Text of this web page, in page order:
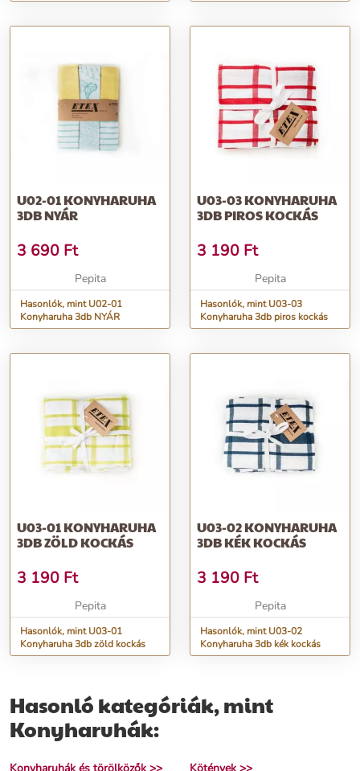
U02-01 KONYHARUHA
3DB NYÁR
3 690 Ft
Pepita
Hasonlók, mint U02-01
Konyharuha 3db NYÁR
U03-03 KONYHARUHA
3DB PIROS KOCKÁS
3 190 Ft
Pepita
Hasonlók, mint U03-03
Konyharuha 3db piros kockás
U03-01 KONYHARUHA
3DB ZÖLD KOCKÁS
3 190 Ft
Pepita
Hasonlók, mint U03-01
Konyharuha 3db zöld kockás
U03-02 KONYHARUHA
3DB KÉK KOCKÁS
3 190 Ft
Pepita
Hasonlók, mint U03-02
Konyharuha 3db kék kockás
Hasonló kategóriák, mint
Konyharuhák: